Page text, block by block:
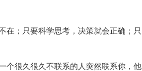
在；只要科学思考，决策就会正确；只
个很久很久不联系的人突然联系你，他